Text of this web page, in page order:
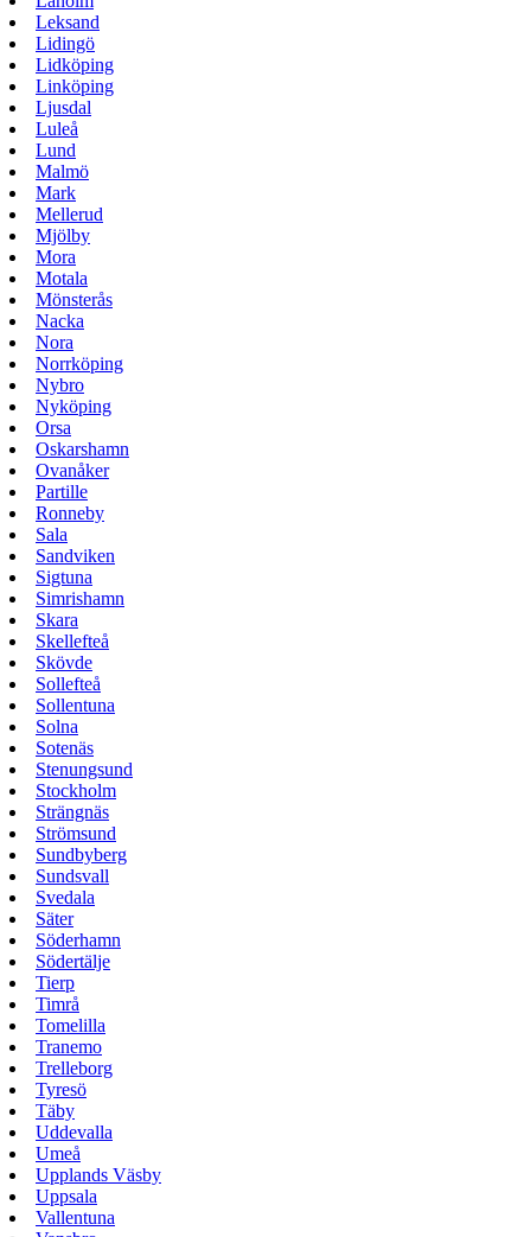
Leksand
Lidingö
Lidköping
Linköping
Ljusdal
Luleå
Lund
Malmö
Mark
Mellerud
Mjölby
Mora
Motala
Mönsterås
Nacka
Nora
Norrköping
Nybro
Nyköping
Orsa
Oskarshamn
Ovanåker
Partille
Ronneby
Sala
Sandviken
Sigtuna
Simrishamn
Skara
Skellefteå
Skövde
Sollefteå
Sollentuna
Solna
Sotenäs
Stenungsund
Stockholm
Strängnäs
Strömsund
Sundbyberg
Sundsvall
Svedala
Säter
Söderhamn
Södertälje
Tierp
Timrå
Tomelilla
Tranemo
Trelleborg
Tyresö
Täby
Uddevalla
Umeå
Upplands Väsby
Uppsala
Vallentuna